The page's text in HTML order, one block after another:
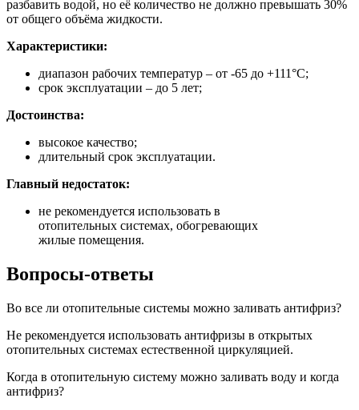
разбавить водой, но её количество не должно превышать 30%
от общего объёма жидкости.
Характеристики:
диапазон рабочих температур – от -65 до +111°С;
срок эксплуатации – до 5 лет;
Достоинства:
высокое качество;
длительный срок эксплуатации.
Главный недостаток:
не рекомендуется использовать в
отопительных системах, обогревающих
жилые помещения.
Вопросы-ответы
Во все ли отопительные системы можно заливать антифриз?
Не рекомендуется использовать антифризы в открытых
отопительных системах естественной циркуляцией.
Когда в отопительную систему можно заливать воду и когда
антифриз?